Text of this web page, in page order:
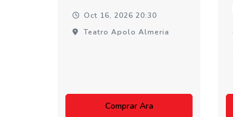
Oct 16, 2026 20:30
Teatro Apolo Almeria
Comprar Ara